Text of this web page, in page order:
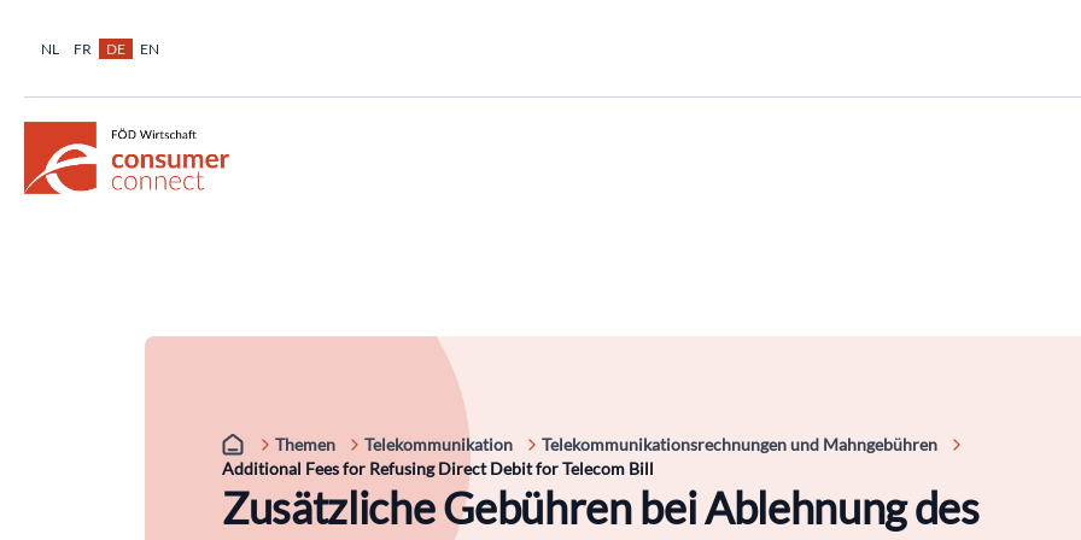
NL FR DE EN
Themen Telekommunikation
Telekommunikationsrechnungen und Mahngebühren
Additional Fees for Refusing Direct Debit for Telecom Bill
Zusätzliche Gebühren bei Ablehnung des